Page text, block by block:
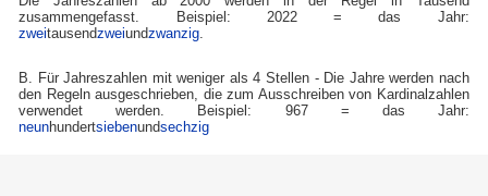
zusammengefasst. Beispiel: 2022 = das Jahr:
zweitausendzweiundzwanzig
B. Für Jahreszahlen mit weniger als 4 Stellen - Die Jahre werden nach
den Regeln ausgeschrieben, die zum Ausschreiben von Kardinalzahlen
verwendet werden. Beispiel: 967 = das Jahr:
neunhundertsiebenundsechzig